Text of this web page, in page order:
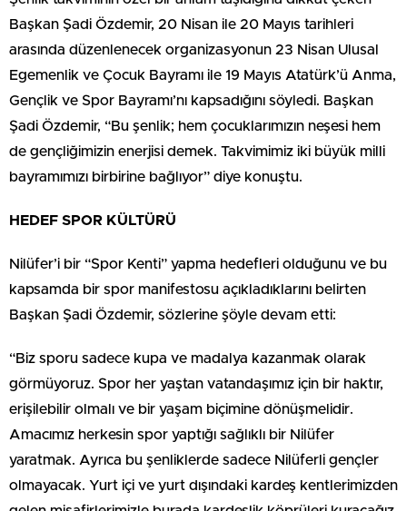
Başkan Şadi Özdemir, 20 Nisan ile 20 Mayıs tarihleri
arasında düzenlenecek organizasyonun 23 Nisan Ulusal
Egemenlik ve Çocuk Bayramı ile 19 Mayıs Atatürk’ü Anma,
Gençlik ve Spor Bayramı’nı kapsadığını söyledi. Başkan
Şadi Özdemir, “Bu şenlik; hem çocuklarımızın neşesi hem
de gençliğimizin enerjisi demek. Takvimimiz iki büyük milli
bayramımızı birbirine bağlıyor” diye konuştu.
HEDEF SPOR KÜLTÜRÜ
Nilüfer’i bir “Spor Kenti” yapma hedefleri olduğunu ve bu
kapsamda bir spor manifestosu açıkladıklarını belirten
Başkan Şadi Özdemir, sözlerine şöyle devam etti:
“Biz sporu sadece kupa ve madalya kazanmak olarak
görmüyoruz. Spor her yaştan vatandaşımız için bir haktır,
erişilebilir olmalı ve bir yaşam biçimine dönüşmelidir.
Amacımız herkesin spor yaptığı sağlıklı bir Nilüfer
yaratmak. Ayrıca bu şenliklerde sadece Nilüferli gençler
olmayacak. Yurt içi ve yurt dışındaki kardeş kentlerimizden